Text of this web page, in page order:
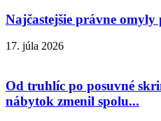
Najčastejšie právne
17. júla 2026
Od truhlíc po posuvné
nábytok zmenil spolu...